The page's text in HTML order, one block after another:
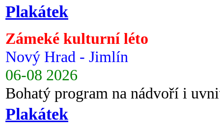
Plakátek
Zámeké kulturní léto
Nový Hrad - Jimlín
06-08 2026
Bohatý program na nádvoří i
Plakátek